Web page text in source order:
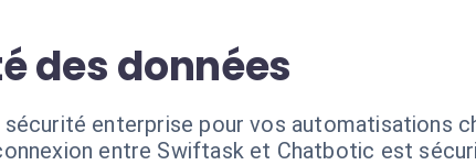
des données
enterprise pour vos automatisations
entre Swiftask et Chatbotic est